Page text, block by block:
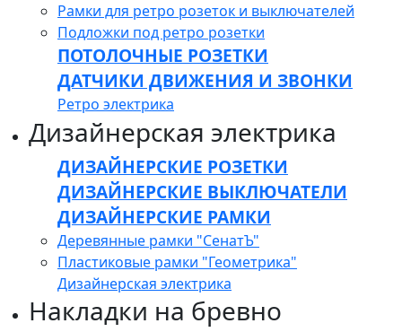
Рамки для ретро розеток и выключателей
Подложки под ретро розетки
ПОТОЛОЧНЫЕ РОЗЕТКИ
ДАТЧИКИ ДВИЖЕНИЯ И ЗВОНКИ
Ретро электрика
Дизайнерская электрика
ДИЗАЙНЕРСКИЕ РОЗЕТКИ
ДИЗАЙНЕРСКИЕ ВЫКЛЮЧАТЕЛИ
ДИЗАЙНЕРСКИЕ РАМКИ
Деревянные рамки "СенатЪ"
Пластиковые рамки "Геометрика"
Дизайнерская электрика
Накладки на бревно